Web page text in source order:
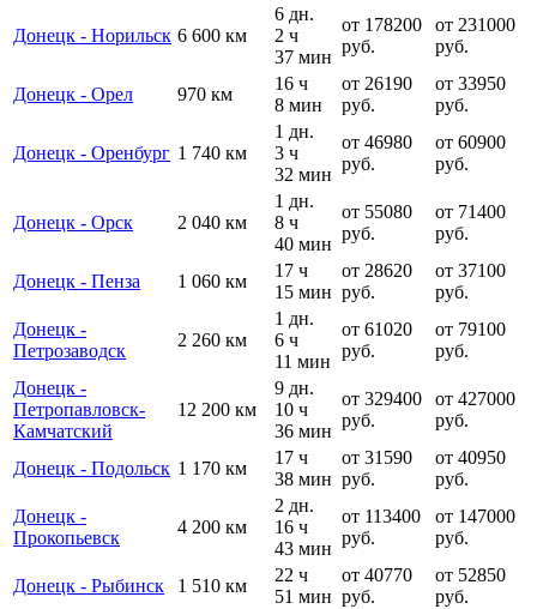
Донецк - Норильск 6 600 км
6 дн.
2 ч
37 мин
от 178200
руб.
от 231000
руб.
Донецк - Орел 970 км
16 ч
8 мин
от 26190
руб.
от 33950
руб.
Донецк - Оренбург 1 740 км
1 дн.
3 ч
32 мин
от 46980
руб.
от 60900
руб.
Донецк - Орск 2 040 км
1 дн.
8 ч
40 мин
от 55080
руб.
от 71400
руб.
Донецк - Пенза 1 060 км
17 ч
15 мин
от 28620
руб.
от 37100
руб.
Донецк -
Петрозаводск
2 260 км
1 дн.
6 ч
11 мин
от 61020
руб.
от 79100
руб.
Донецк -
Петропавловск-
Камчатский
12 200 км
9 дн.
10 ч
36 мин
от 329400
руб.
от 427000
руб.
Донецк - Подольск 1 170 км
17 ч
38 мин
от 31590
руб.
от 40950
руб.
Донецк -
Прокопьевск
4 200 км
2 дн.
16 ч
43 мин
от 113400
руб.
от 147000
руб.
Донецк - Рыбинск 1 510 км
22 ч
51 мин
от 40770
руб.
от 52850
руб.